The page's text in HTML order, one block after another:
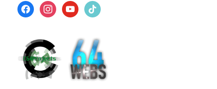
facebookinstagramyoutubetiktok